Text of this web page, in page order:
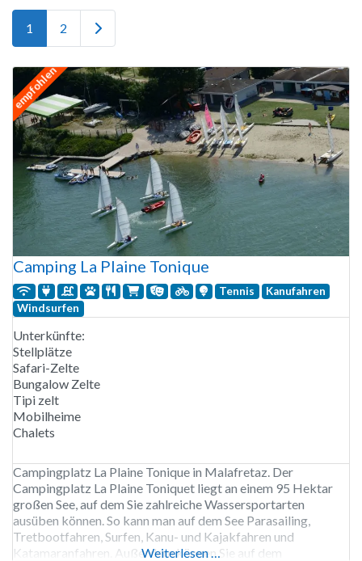
1 2 Ältere Beiträge
empfohlen
Camping La Plaine Tonique
Tennis
Kanufahren
Windsurfen
Unterkünfte:
Stellplätze
Safari-Zelte
Bungalow Zelte
Tipi zelt
Mobilheime
Chalets
Campingplatz La Plaine Tonique in Malafretaz. Der
Campingplatz La Plaine Toniquet liegt an einem 95 Hektar
großen See, auf dem Sie zahlreiche Wassersportarten
ausüben können. So kann man auf dem See Parasailing,
Tretbootfahren, Surfen, Kanu- und Kajakfahren und
Katamaranfahren. Außerdem können Sie auf dem
Weiterlesen …